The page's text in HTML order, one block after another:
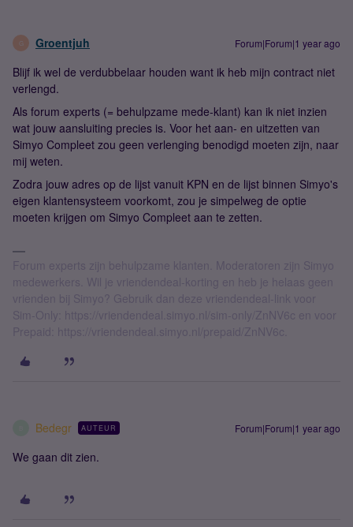
G Groentjuh Forum|Forum|1 year ago
Blijf ik wel de verdubbelaar houden want ik heb mijn contract niet
verlengd.
Als forum experts (= behulpzame mede-klant) kan ik niet inzien
wat jouw aansluiting precies is. Voor het aan- en uitzetten van
Simyo Compleet zou geen verlenging benodigd moeten zijn, naar
mij weten.
Zodra jouw adres op de lijst vanuit KPN en de lijst binnen Simyo's
eigen klantensysteem voorkomt, zou je simpelweg de optie
moeten krijgen om Simyo Compleet aan te zetten.
Forum experts zijn behulpzame klanten. Moderatoren zijn Simyo
medewerkers. Wil je vriendendeal-korting en heb je helaas geen
vrienden bij Simyo? Gebruik dan deze vriendendeal-link voor
Sim-Only: https://vriendendeal.simyo.nl/sim-only/ZnNV6c en voor
Prepaid: https://vriendendeal.simyo.nl/prepaid/ZnNV6c.
Bedegr AUTEUR Forum|Forum|1 year ago
We gaan dit zien.